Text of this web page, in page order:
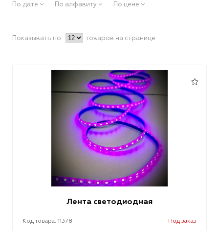
По дате По алфавиту По цене
Показывать по: товаров на странице
Лента светодиодная
Код товара: 11378 Под заказ